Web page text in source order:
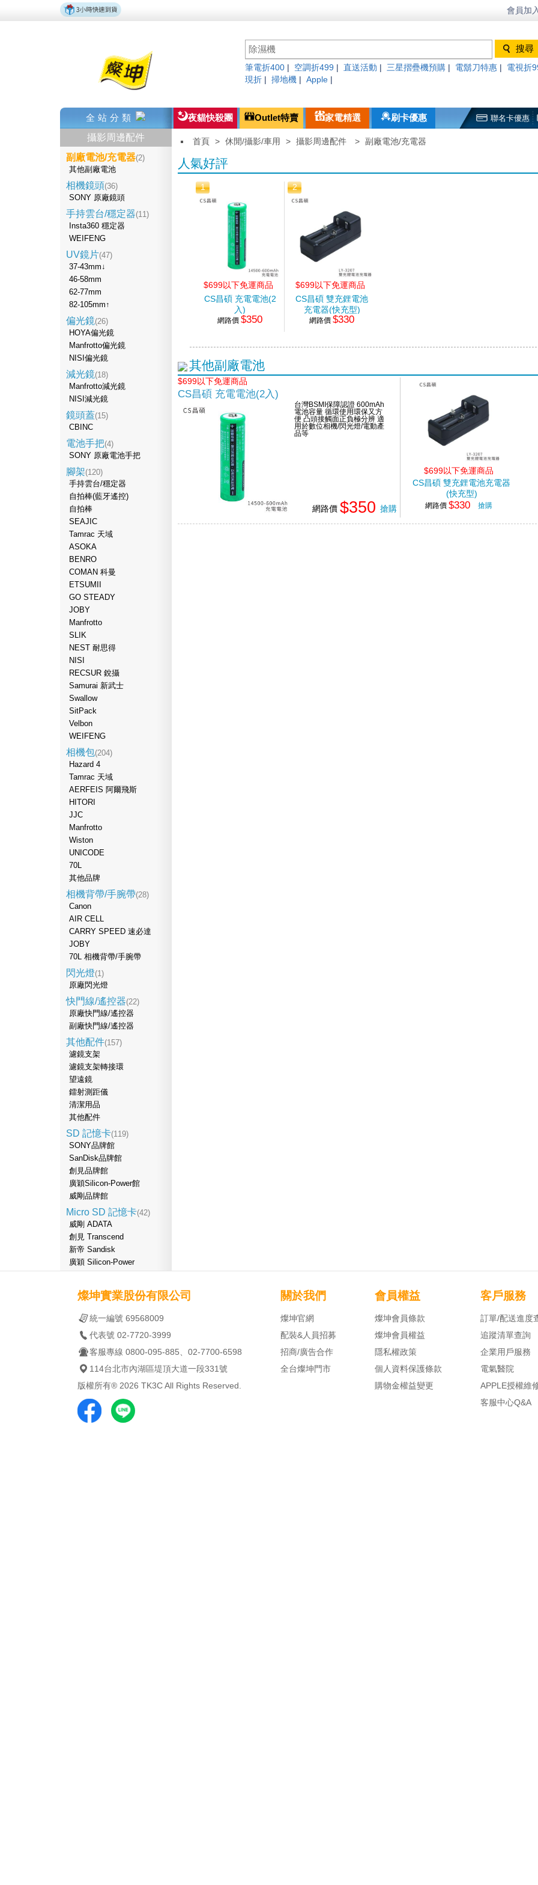
會員加
筆電折400 空調折499 直送活動 三星摺疊機預購 電鬍刀特惠
電視折
現折
掃地機 Apple
全站分類 夜貓快殺團 Outlet特賣 家電精選 刷卡優惠 聯名卡優惠
攝影周邊配件
副廠電池/充電器(2)
其他副廠電池
相機鏡頭(36)
SONY 原廠鏡頭
手持雲台/穩定器(11)
Insta360 穩定器
WEIFENG
UV鏡片(47)
37-43mm↓
46-58mm
62-77mm
82-105mm↑
偏光鏡(26)
HOYA偏光鏡
Manfrotto偏光鏡
NISI偏光鏡
減光鏡(18)
Manfrotto減光鏡
NISI減光鏡
鏡頭蓋(15)
CBINC
電池手把(4)
SONY 原廠電池手把
腳架(120)
手持雲台/穩定器
自拍棒(藍牙遙控)
自拍棒
SEAJIC
Tamrac 天域
ASOKA
BENRO
COMAN 科曼
ETSUMII
GO STEADY
JOBY
Manfrotto
SLIK
NEST 耐思得
NISI
RECSUR 銳攝
Samurai 新武士
Swallow
SitPack
Velbon
WEIFENG
相機包(204)
Hazard 4
Tamrac 天域
AERFEIS 阿爾飛斯
HITORI
JJC
Manfrotto
Wiston
UNICODE
70L
其他品牌
相機背帶/手腕帶(28)
Canon
AIR CELL
CARRY SPEED 速必達
JOBY
70L 相機背帶/手腕帶
閃光燈(1)
原廠閃光燈
快門線/遙控器(22)
原廠快門線/遙控器
副廠快門線/遙控器
其他配件(157)
濾鏡支架
濾鏡支架轉接環
望遠鏡
鐳射測距儀
清潔用品
其他配件
SD 記憶卡(119)
SONY品牌館
SanDisk品牌館
創見品牌館
廣穎Silicon-Power館
威剛品牌館
Micro SD 記憶卡(42)
威剛 ADATA
創見 Transcend
新帝 Sandisk
廣穎 Silicon-Power
首頁 > 休閒/攝影/車用 > 攝影周邊配件 > 副廠電池/充電器
人氣好評
1
$699以下免運商品
CS昌碩 充電電池(2
入)
網路價$350
2
$699以下免運商品
CS昌碩 雙充鋰電池
充電器(快充型)
網路價$330
其他副廠電池
$699以下免運商品
CS昌碩 充電電池(2入)
台灣BSMI保障認證 600mAh
電池容量 循環使用環保又方
便 凸頭接觸面正負極分辨 適
用於數位相機/閃光燈/電動產
品等
網路價 $350 搶購
$699以下免運商品
CS昌碩 雙充鋰電池充電器
(快充型)
網路價 $330 搶購